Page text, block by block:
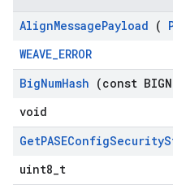
AlignMessagePayload (
WEAVE_ERROR
BigNumHash (const
void
GetPASEConfigSecurity
uint8_t